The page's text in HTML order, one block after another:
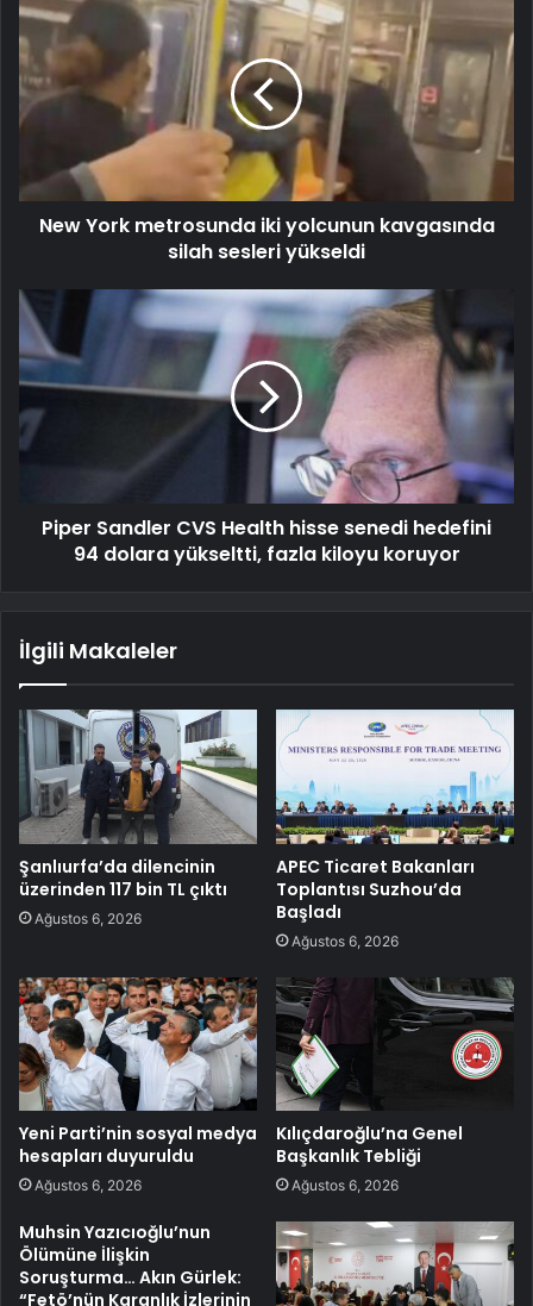
New York metrosunda iki yolcunun kavgasında
silah sesleri yükseldi
Piper Sandler CVS Health hisse senedi hedefini
94 dolara yükseltti, fazla kiloyu koruyor
İlgili Makaleler
Şanlıurfa’da dilencinin
üzerinden 117 bin TL çıktı
Ağustos 6, 2026
APEC Ticaret Bakanları
Toplantısı Suzhou’da
Başladı
Ağustos 6, 2026
Yeni Parti’nin sosyal medya
hesapları duyuruldu
Ağustos 6, 2026
Kılıçdaroğlu’na Genel
Başkanlık Tebliği
Ağustos 6, 2026
Muhsin Yazıcıoğlu’nun
Ölümüne İlişkin
Soruşturma… Akın Gürlek:
“Fetö’nün Karanlık İzlerinin